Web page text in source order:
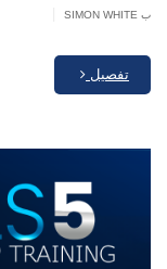
ب SIMON WHITE
تفصيل